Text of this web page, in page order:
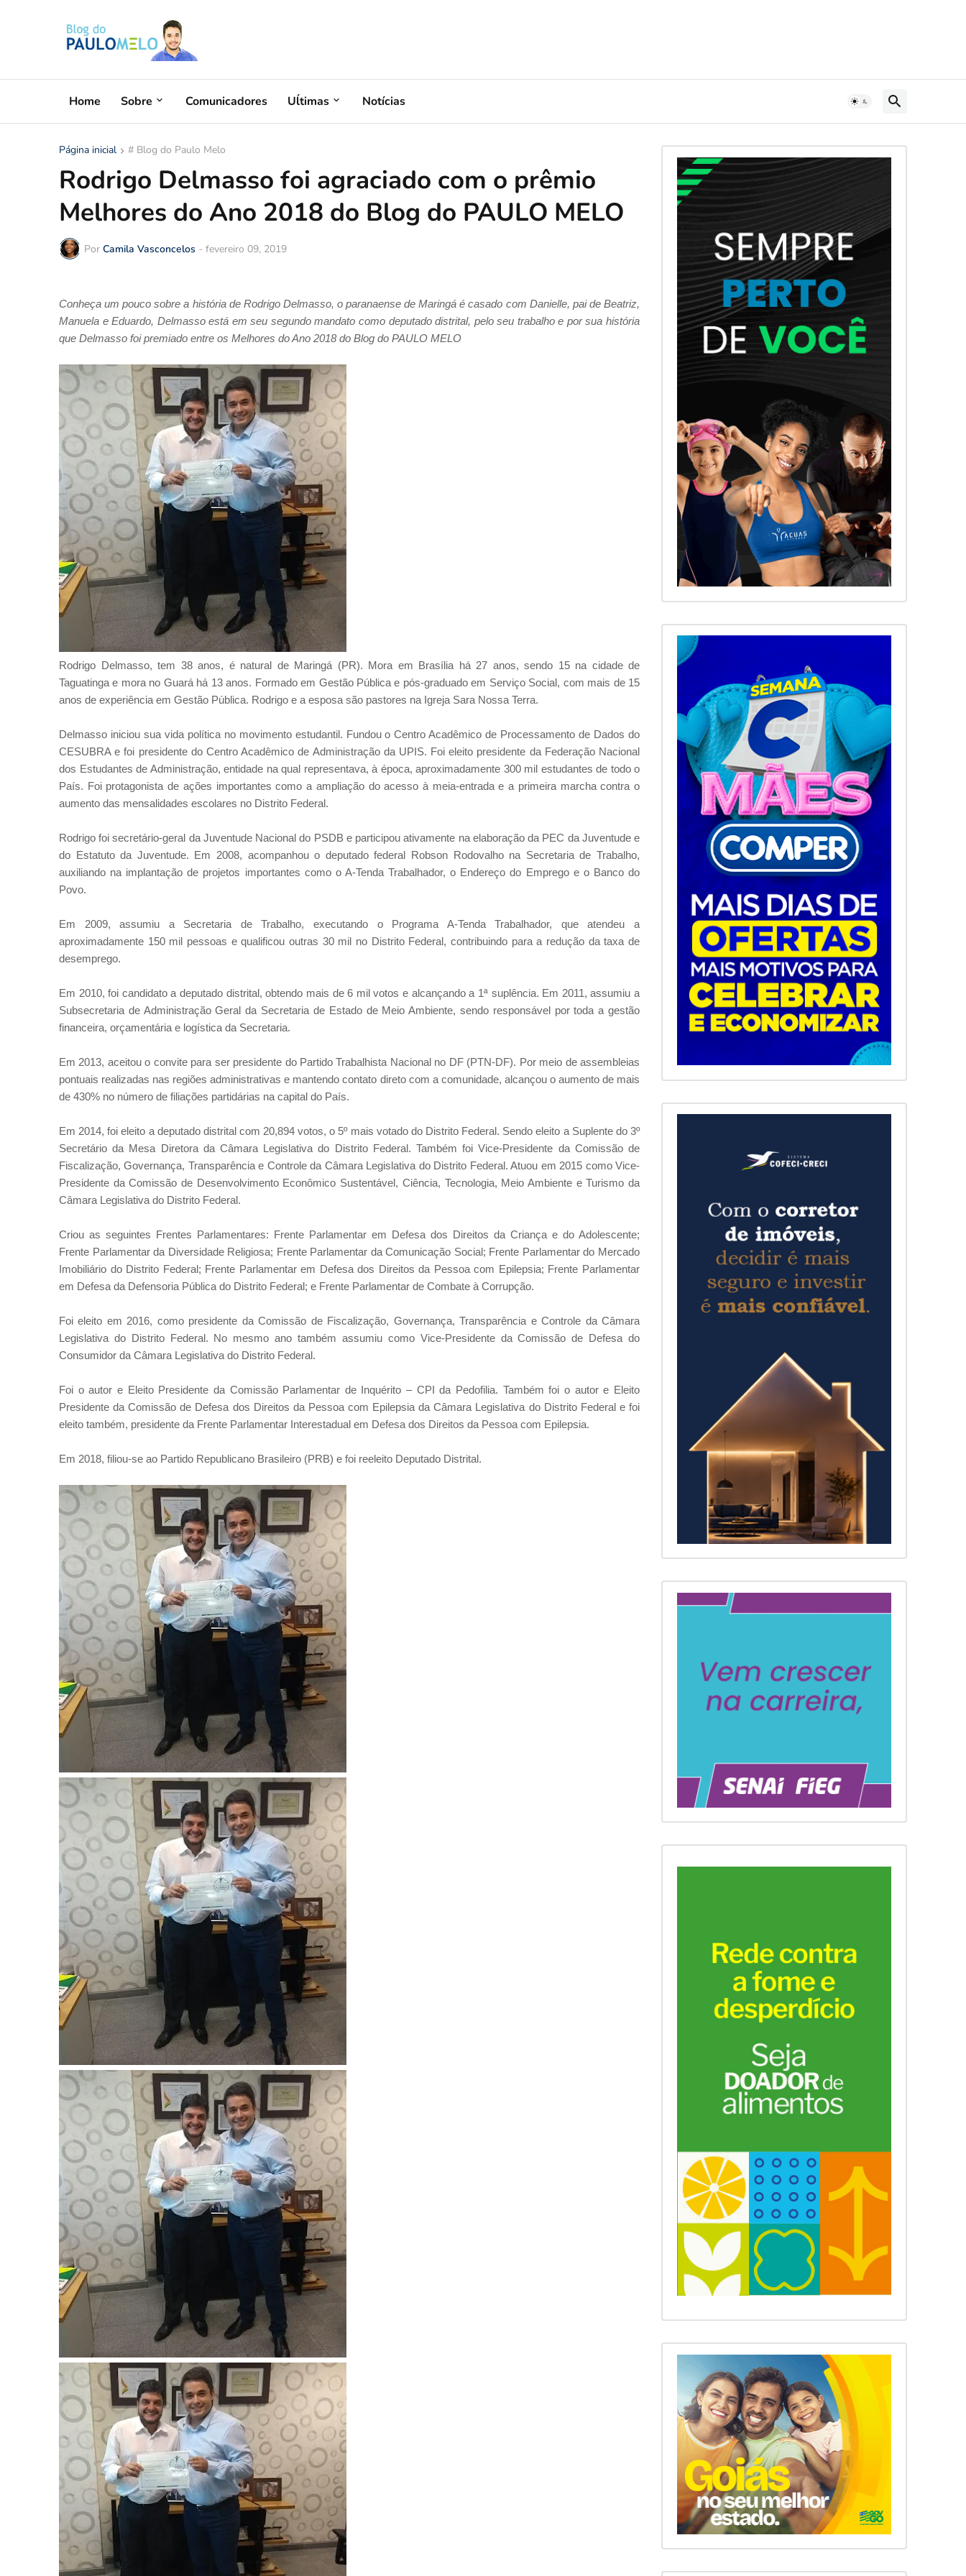
Home Sobre Comunicadores Uĺtimas Notícias
Página inicial # Blog do Paulo Melo
Rodrigo Delmasso foi agraciado com o prêmio
Melhores do Ano 2018 do Blog do PAULO MELO
Por Camila Vasconcelos - fevereiro 09, 2019
Conheça um pouco sobre a história de Rodrigo Delmasso, o paranaense de Maringá é casado com Danielle, pai de Beatriz,
Manuela e Eduardo, Delmasso está em seu segundo mandato como deputado distrital, pelo seu trabalho e por sua história
que Delmasso foi premiado entre os Melhores do Ano 2018 do Blog do PAULO MELO
Rodrigo Delmasso, tem 38 anos, é natural de Maringá (PR). Mora em Brasília há 27 anos, sendo 15 na cidade de
Taguatinga e mora no Guará há 13 anos. Formado em Gestão Pública e pós-graduado em Serviço Social, com mais de 15
anos de experiência em Gestão Pública. Rodrigo e a esposa são pastores na Igreja Sara Nossa Terra.
Delmasso iniciou sua vida política no movimento estudantil. Fundou o Centro Acadêmico de Processamento de Dados do
CESUBRA e foi presidente do Centro Acadêmico de Administração da UPIS. Foi eleito presidente da Federação Nacional
dos Estudantes de Administração, entidade na qual representava, à época, aproximadamente 300 mil estudantes de todo o
País. Foi protagonista de ações importantes como a ampliação do acesso à meia-entrada e a primeira marcha contra o
aumento das mensalidades escolares no Distrito Federal.
Rodrigo foi secretário-geral da Juventude Nacional do PSDB e participou ativamente na elaboração da PEC da Juventude e
do Estatuto da Juventude. Em 2008, acompanhou o deputado federal Robson Rodovalho na Secretaria de Trabalho,
auxiliando na implantação de projetos importantes como o A-Tenda Trabalhador, o Endereço do Emprego e o Banco do
Povo.
Em 2009, assumiu a Secretaria de Trabalho, executando o Programa A-Tenda Trabalhador, que atendeu a
aproximadamente 150 mil pessoas e qualificou outras 30 mil no Distrito Federal, contribuindo para a redução da taxa de
desemprego.
Em 2010, foi candidato a deputado distrital, obtendo mais de 6 mil votos e alcançando a 1ª suplência. Em 2011, assumiu a
Subsecretaria de Administração Geral da Secretaria de Estado de Meio Ambiente, sendo responsável por toda a gestão
financeira, orçamentária e logística da Secretaria.
Em 2013, aceitou o convite para ser presidente do Partido Trabalhista Nacional no DF (PTN-DF). Por meio de assembleias
pontuais realizadas nas regiões administrativas e mantendo contato direto com a comunidade, alcançou o aumento de mais
de 430% no número de filiações partidárias na capital do País.
Em 2014, foi eleito a deputado distrital com 20,894 votos, o 5º mais votado do Distrito Federal. Sendo eleito a Suplente do 3º
Secretário da Mesa Diretora da Câmara Legislativa do Distrito Federal. Também foi Vice-Presidente da Comissão de
Fiscalização, Governança, Transparência e Controle da Câmara Legislativa do Distrito Federal. Atuou em 2015 como Vice-
Presidente da Comissão de Desenvolvimento Econômico Sustentável, Ciência, Tecnologia, Meio Ambiente e Turismo da
Câmara Legislativa do Distrito Federal.
Criou as seguintes Frentes Parlamentares: Frente Parlamentar em Defesa dos Direitos da Criança e do Adolescente;
Frente Parlamentar da Diversidade Religiosa; Frente Parlamentar da Comunicação Social; Frente Parlamentar do Mercado
Imobiliário do Distrito Federal; Frente Parlamentar em Defesa dos Direitos da Pessoa com Epilepsia; Frente Parlamentar
em Defesa da Defensoria Pública do Distrito Federal; e Frente Parlamentar de Combate à Corrupção.
Foi eleito em 2016, como presidente da Comissão de Fiscalização, Governança, Transparência e Controle da Câmara
Legislativa do Distrito Federal. No mesmo ano também assumiu como Vice-Presidente da Comissão de Defesa do
Consumidor da Câmara Legislativa do Distrito Federal.
Foi o autor e Eleito Presidente da Comissão Parlamentar de Inquérito – CPI da Pedofilia. Também foi o autor e Eleito
Presidente da Comissão de Defesa dos Direitos da Pessoa com Epilepsia da Câmara Legislativa do Distrito Federal e foi
eleito também, presidente da Frente Parlamentar Interestadual em Defesa dos Direitos da Pessoa com Epilepsia.
Em 2018, filiou-se ao Partido Republicano Brasileiro (PRB) e foi reeleito Deputado Distrital.